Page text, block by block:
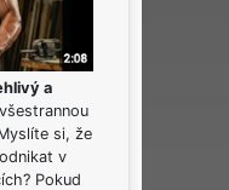
a
si, že
v
Pokud